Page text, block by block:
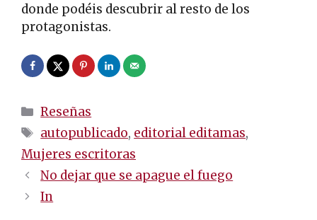
donde podéis descubrir al resto de los
protagonistas.
Categorías
Reseñas
Etiquetas
autopublicado, editorial editamas,
Mujeres escritoras
Navegación
de
entradas
No dejar que se apague el fuego
In